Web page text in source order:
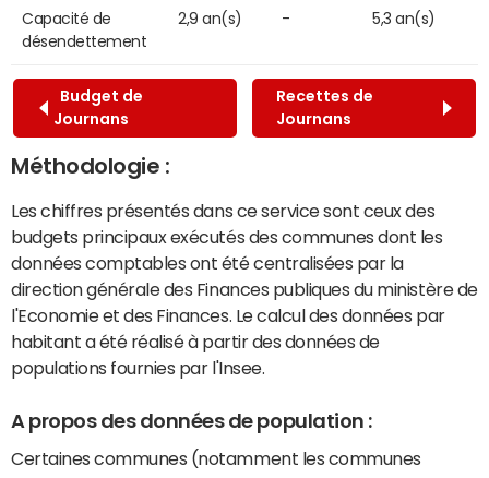
Capacité de
désendettement
2,9 an(s) - 5,3 an(s)
Budget de
Journans
Recettes de
Journans
Méthodologie :
Les chiffres présentés dans ce service sont ceux des
budgets principaux exécutés des communes dont les
données comptables ont été centralisées par la
direction générale des Finances publiques du ministère de
l'Economie et des Finances. Le calcul des données par
habitant a été réalisé à partir des données de
populations fournies par l'Insee.
A propos des données de population :
Certaines communes (notamment les communes